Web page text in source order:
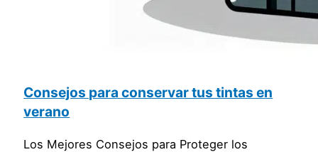
Consejos para conservar tus tintas en
verano
Los Mejores Consejos para Proteger los